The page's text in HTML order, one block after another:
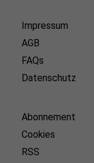
Impressum
AGB
FAQs
Datenschutz
Abonnement
Cookies
RSS